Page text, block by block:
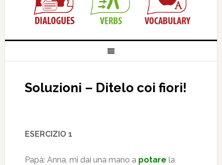
Soluzioni – Ditelo coi fiori!
ESERCIZIO 1
Papà: Anna, mi dai una mano a potare la